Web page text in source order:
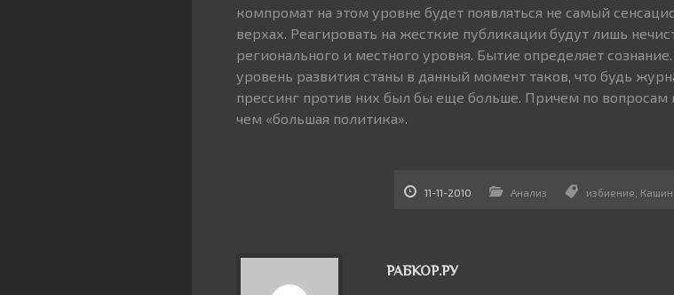
компромат на этом уровне будет появляться не самый
верхах. Реагировать на жесткие публикации будут лишь
регионального и местного уровня. Бытие определяет
уровень развития станы в данный момент таков, что будь
прессинг против них был бы еще больше. Причем по вопросам
чем «большая политика».
11-11-2010 Анализ избиение Кашин
РАБКОР.РУ